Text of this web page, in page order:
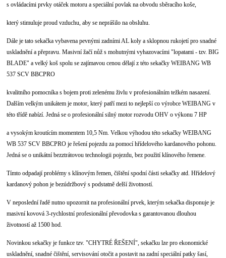
s ovládacími prvky otáček motoru a speciální povlak na obvodu sběracího koše,
který stimuluje proud vzduchu, aby se neprášilo na obsluhu.
Dále je tato sekačka vybavena pevnými zadními AL koly a sklopnou rukojetí pro snadné
uskladnění a přepravu. Masivní žačí nůž s mohutnými vyhazovacími "lopatami - tzv. BIG
BLADE" a velký koš spolu se zajímavou cenou dělají z této sekačky WEIBANG WB
537 SCV BBCPRO
kvalitního pomocníka s bojem proti zelenému živlu v profesionálním težkém nasazení.
Dalším velkým unikátem je motor, který patří mezi to nejlepší co výrobce WEIBANG v
této třídě nabízí. Jedná se o profesionální silný motor rozvodu OHV o výkonu 7 HP
a vysokým kroutícím momentem 10,5 Nm. Velkou výhodou této sekačky WEIBANG
WB 537 SCV BBCPRO je řešení pojezdu za pomocí hřídelového kardanového pohonu.
Jedná se o unikátní bezztrátovou technologii pojezdu, bez použití klínového řemene.
Tímto odpadají problémy s klínovým řemen, čištění spodní části sekačky atd. Hřídelový
kardanový pohon je bezúdržbový s podstatně delší životností.
V neposlední řadě nutno upozornit na profesionální prvek, kterým sekačka disponuje je
masivní kovová 3-rychlostní profesionální převodovka s garantovanou dlouhou
životností až 1500 hod.
Novinkou sekačky je funkce tzv. "CHYTRÉ ŘEŠENÍ", sekačku lze pro ekonomické
uskladnění, snadné čištění, servisování otočit a postavit na zadní speciální patky šasí,